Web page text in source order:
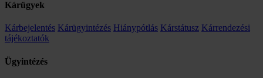
Kárügyek
Kárbejelentés Kárügyintézés Hiánypótlás Kárstátusz Kárrendezési
tájékoztatók
Ügyintézés